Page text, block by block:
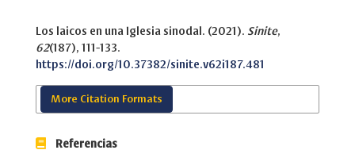
Los laicos en una Iglesia sinodal. (2021). Sinite,
62(187), 111-133.
https://doi.org/10.37382/sinite.v62i187.481
More Citation Formats
Referencias